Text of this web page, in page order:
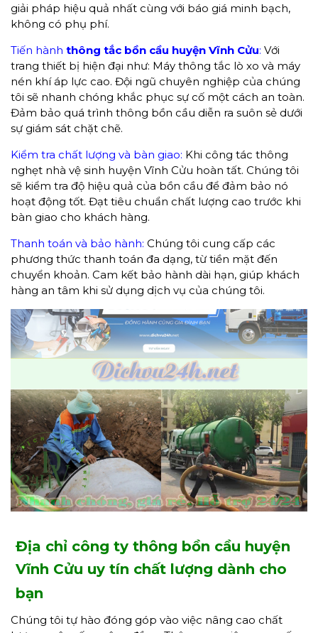
giải pháp hiệu quả nhất cùng với báo giá minh bạch,
không có phụ phí.
Tiến hành thông tắc bồn cầu huyện Vĩnh Cửu: Với
trang thiết bị hiện đại như: Máy thông tắc lò xo và máy
nén khí áp lực cao. Đội ngũ chuyên nghiệp của chúng
tôi sẽ nhanh chóng khắc phục sự cố một cách an toàn.
Đảm bảo quá trình thông bồn cầu diễn ra suôn sẻ dưới
sự giám sát chặt chẽ.
Kiểm tra chất lượng và bàn giao: Khi công tác thông
nghẹt nhà vệ sinh huyện Vĩnh Cửu hoàn tất. Chúng tôi
sẽ kiểm tra độ hiệu quả của bồn cầu để đảm bảo nó
hoạt động tốt. Đạt tiêu chuẩn chất lượng cao trước khi
bàn giao cho khách hàng.
Thanh toán và bảo hành: Chúng tôi cung cấp các
phương thức thanh toán đa dạng, từ tiền mặt đến
chuyển khoản. Cam kết bảo hành dài hạn, giúp khách
hàng an tâm khi sử dụng dịch vụ của chúng tôi.
Địa chỉ công ty thông bồn cầu huyện
Vĩnh Cửu uy tín chất lượng dành cho
bạn
Chúng tôi tự hào đóng góp vào việc nâng cao chất